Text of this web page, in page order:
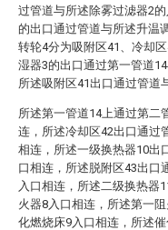
过管道与所述除雾过滤器2
的出口通过管道与所述升温
转轮4分为吸附区41、冷却
湿器3的出口通过第一管道
所述吸附区41出口通过管道
所述第一管道14上通过第二
连，所述冷却区42出口通过
相连，所述一级换热器10出
口相连，所述脱附区43出口
入口相连，所述二级换热器
火器8入口相连，所述第一
化燃烧床9入口相连，所述